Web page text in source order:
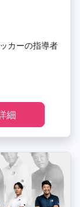
カーの指導者
細